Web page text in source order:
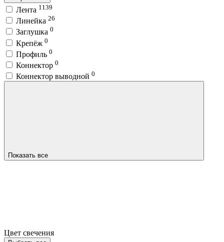
Лента 1139
Линейка 26
Заглушка 0
Крепёж 0
Профиль 0
Коннектор 0
Коннектор выводной 0
Показать все
Цвет свечения